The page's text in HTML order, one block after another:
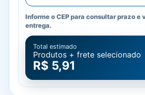
Informe o CEP para consultar prazo e
entrega.
Total estimado
Produtos + frete selecionado
R$ 5,91